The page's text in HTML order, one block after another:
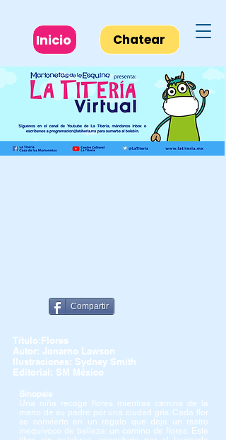
Inicio Chatear
Compartir
Sinopsis
Una niña recoge flores mientras camina de la
mano de su padre por una ciudad gris. Cada flor
se convierte en un regalo que deja un rastro
inequívoco de belleza: un camino de flores. Este
Título:Flores
Autor: Jonarno Lawson
Ilustraciones: Sydney Smith
Editorial: SM México